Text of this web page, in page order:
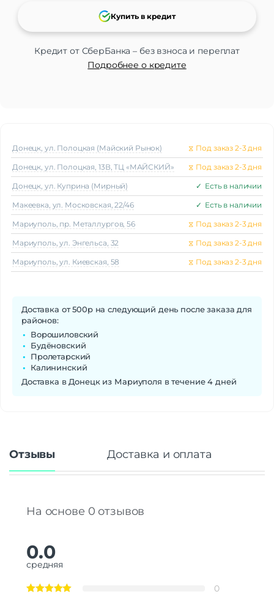
Кредит от СберБанка – без взноса и переплат
Подробнее о кредите
Купить в кредит
Донецк, ул. Полоцкая (Майский Рынок) ⧖ Под заказ 2-3 дня
Донецк, ул. Полоцкая, 13В, ТЦ «МАЙСКИЙ» ⧖ Под заказ 2-3 дня
Донецк, ул. Куприна (Мирный) ✓ Есть в наличии
Макеeвка, ул. Московская, 22/46 ✓ Есть в наличии
Мариуполь, пр. Металлургов, 56 ⧖ Под заказ 2-3 дня
Мариуполь, ул. Энгельса, 32 ⧖ Под заказ 2-3 дня
Мариуполь, ул. Киевская, 58 ⧖ Под заказ 2-3 дня
Доставка от 500р на следующий день после заказа для
районов:
Ворошиловский
Будёновский
Пролетарский
Калининский
Доставка в Донецк из Мариуполя в течение 4 дней
Отзывы Доставка и оплата
На основе 0 отзывов
0.0
средняя
0